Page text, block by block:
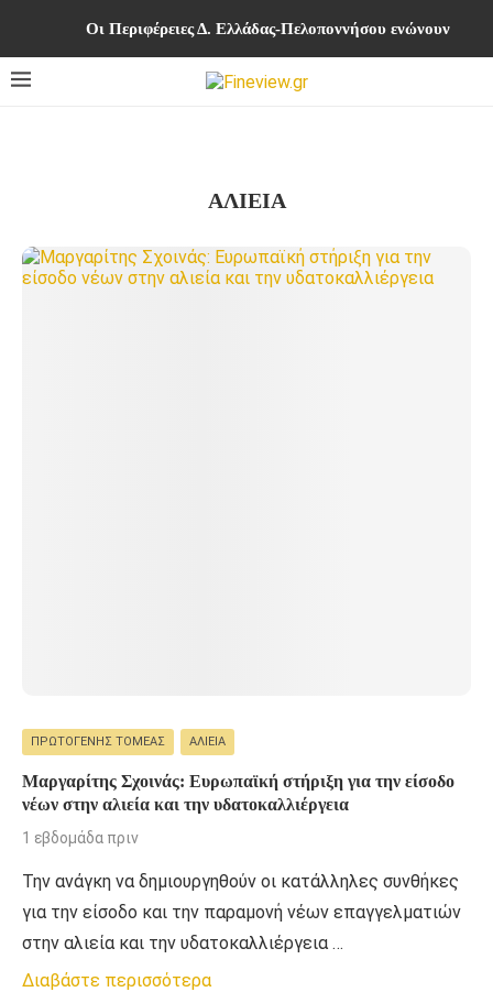
Οι Περιφέρειες Δ. Ελλάδας-Πελοποννήσου ενώνουν
ΑΛΙΕΊΑ
ΠΡΩΤΟΓΕΝΉΣ ΤΟΜΈΑΣ ΑΛΙΕΊΑ
Μαργαρίτης Σχοινάς: Ευρωπαϊκή στήριξη για την είσοδο
νέων στην αλιεία και την υδατοκαλλιέργεια
1 εβδομάδα πριν
Την ανάγκη να δημιουργηθούν οι κατάλληλες συνθήκες
για την είσοδο και την παραμονή νέων επαγγελματιών
στην αλιεία και την υδατοκαλλιέργεια …
Διαβάστε περισσότερα